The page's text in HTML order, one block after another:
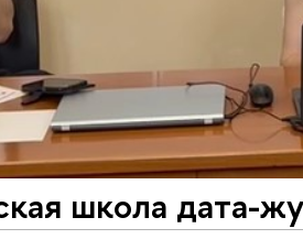
школа дата-